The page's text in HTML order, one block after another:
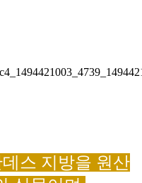
스 지방을 원산